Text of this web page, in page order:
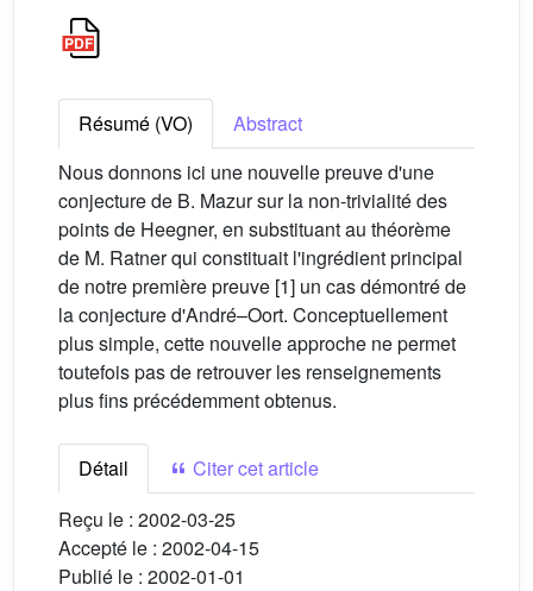
Résumé (VO)
Abstract
Nous donnons ici une nouvelle preuve d'une
conjecture de B. Mazur sur la non-trivialité des
points de Heegner, en substituant au théorème
de M. Ratner qui constituait l'ingrédient principal
de notre première preuve [1] un cas démontré de
la conjecture d'André–Oort. Conceptuellement
plus simple, cette nouvelle approche ne permet
toutefois pas de retrouver les renseignements
plus fins précédemment obtenus.
Détail
Citer cet article
Reçu le : 2002-03-25
Accepté le : 2002-04-15
Publié le : 2002-01-01